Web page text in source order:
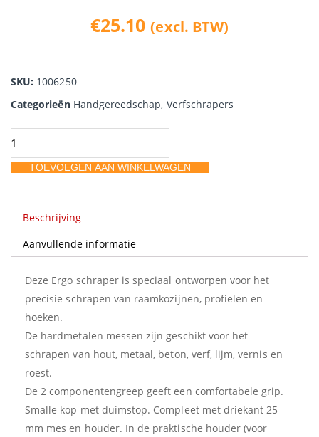
€25.10 (excl. BTW)
SKU: 1006250
Categorieën Handgereedschap, Verfschrapers
Bahco
Ergo
verfschraper
driekant
aantal
TOEVOEGEN AAN WINKELWAGEN
Beschrijving
Aanvullende informatie
Deze Ergo schraper is speciaal ontworpen voor het
precisie schrapen van raamkozijnen, profielen en
hoeken.
De hardmetalen messen zijn geschikt voor het
schrapen van hout, metaal, beton, verf, lijm, vernis en
roest.
De 2 componentengreep geeft een comfortabele grip.
Smalle kop met duimstop. Compleet met driekant 25
mm mes en houder. In de praktische houder (voor